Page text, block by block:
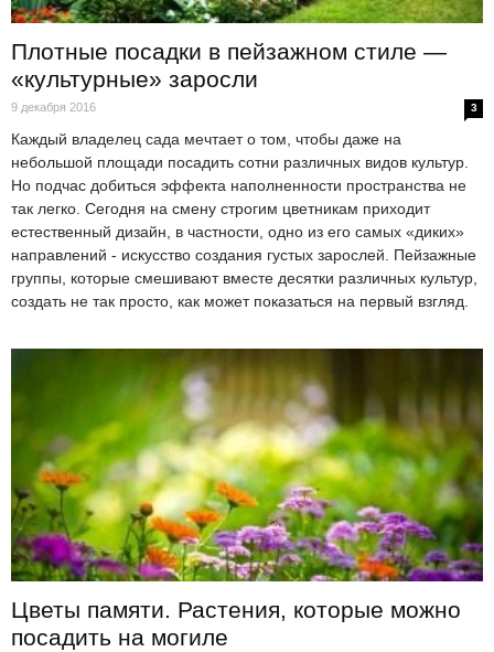
Плотные посадки в пейзажном стиле —
«культурные» заросли
9 декабря 2016 3
Каждый владелец сада мечтает о том, чтобы даже на
небольшой площади посадить сотни различных видов культур.
Но подчас добиться эффекта наполненности пространства не
так легко. Сегодня на смену строгим цветникам приходит
естественный дизайн, в частности, одно из его самых «диких»
направлений - искусство создания густых зарослей. Пейзажные
группы, которые смешивают вместе десятки различных культур,
создать не так просто, как может показаться на первый взгляд.
Цветы памяти. Растения, которые можно
посадить на могиле